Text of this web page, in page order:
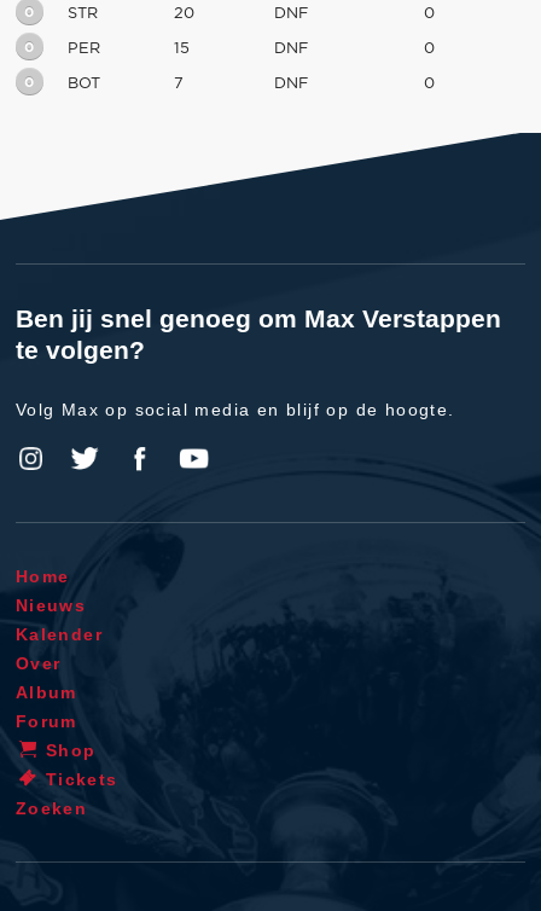
0 STR 20 DNF 0
0 PER 15 DNF 0
0 BOT 7 DNF 0
Ben jij snel genoeg om Max Verstappen
te volgen?
Volg Max op social media en blijf op de hoogte.
Home
Nieuws
Kalender
Over
Album
Forum
Shop
Tickets
Zoeken